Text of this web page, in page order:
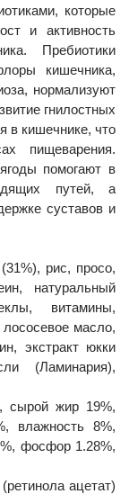
которые
и активность
Пребиотики
кишечника,
нормализуют
гнилостных
в кишечнике, что
пищеварения.
помогают в
путей, а
суставов и
рис, просо,
натуральный
витамины,
масло,
экстракт юкки
(Ламинария),
сырой жир 19%,
влажность 8%,
фосфор 1.28%,
ацетат)